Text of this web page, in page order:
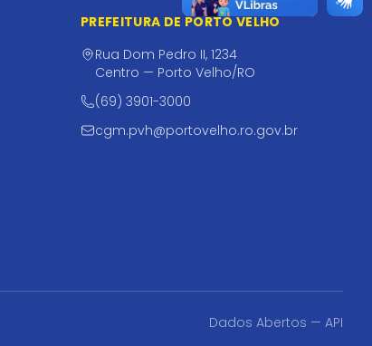
PREFEITURA DE PORTO VELHO
Rua Dom Pedro II, 1234
Centro — Porto Velho/RO
(69) 3901-3000
cgm.pvh@portovelho.ro.gov.br
Dados Abertos — API